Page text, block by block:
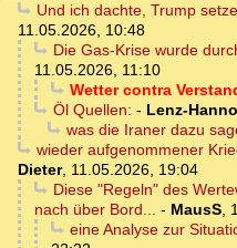
Und ich dachte, Trump
11.05.2026, 10:48
Die Gas-Krise wurde
11.05.2026, 11:10
Wetter contra
Öl Quellen: - Lenz-
was die Iraner dazu
wieder aufgenommener
Dieter, 11.05.2026, 19:04
Diese "Regeln" des
nach über Bord... - MausS,
eine Analyse zur